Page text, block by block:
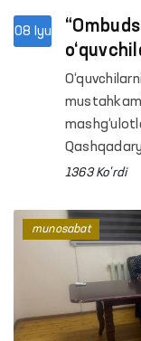
08 Iyu
viloyatlari
o‘tkazilgan
qamrab
1363 Ko'rdi
munosabat